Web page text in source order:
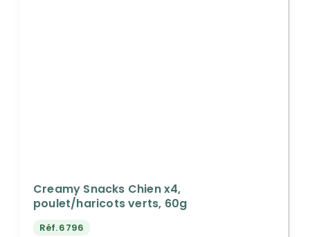
Creamy Snacks Chien x4,
poulet/haricots verts, 60g
Réf.6796